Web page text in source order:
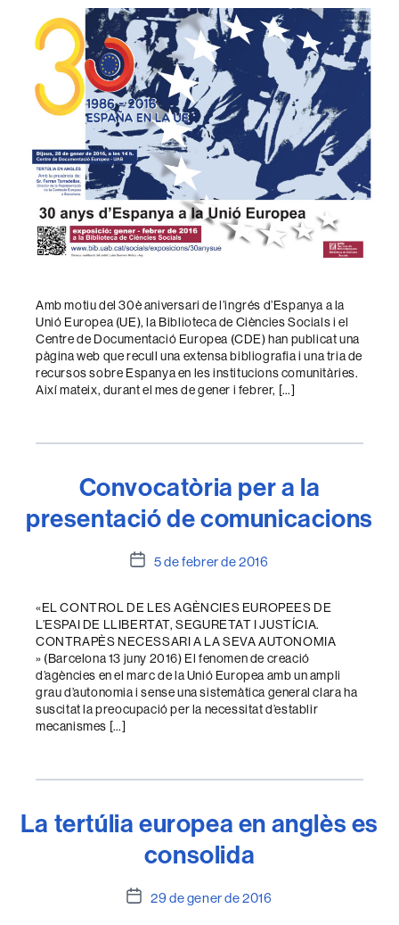
l'entrada
Amb motiu del 30è aniversari de l’ingrés d’Espanya a la
Unió Europea (UE), la Biblioteca de Ciències Socials i el
Centre de Documentació Europea (CDE) han publicat una
pàgina web que recull una extensa bibliografia i una tria de
recursos sobre Espanya en les institucions comunitàries.
Així mateix, durant el mes de gener i febrer, […]
Convocatòria per a la
presentació de comunicacions
Data5 de febrer de 2016
«EL CONTROL DE LES AGÈNCIES EUROPEES DE
L’ESPAI DE LLIBERTAT, SEGURETAT I JUSTÍCIA.
CONTRAPÈS NECESSARI A LA SEVA AUTONOMIA
» (Barcelona 13 juny 2016) El fenomen de creació
d’agències en el marc de la Unió Europea amb un ampli
grau d’autonomia i sense una sistemàtica general clara ha
suscitat la preocupació per la necessitat d’establir
mecanismes […]
La tertúlia europea en anglès es
consolida
Data29 de gener de 2016